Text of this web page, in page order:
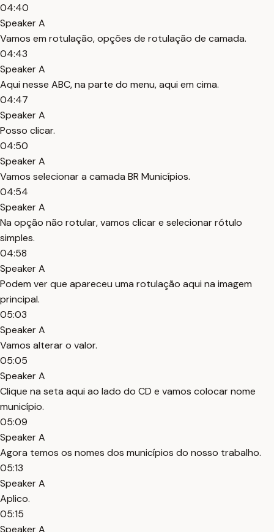
04:40
Speaker A
Vamos em rotulação, opções de rotulação de camada.
04:43
Speaker A
Aqui nesse ABC, na parte do menu, aqui em cima.
04:47
Speaker A
Posso clicar.
04:50
Speaker A
Vamos selecionar a camada BR Municípios.
04:54
Speaker A
Na opção não rotular, vamos clicar e selecionar rótulo
simples.
04:58
Speaker A
Podem ver que apareceu uma rotulação aqui na imagem
principal.
05:03
Speaker A
Vamos alterar o valor.
05:05
Speaker A
Clique na seta aqui ao lado do CD e vamos colocar nome
município.
05:09
Speaker A
Agora temos os nomes dos municípios do nosso trabalho.
05:13
Speaker A
Aplico.
05:15
Speaker A